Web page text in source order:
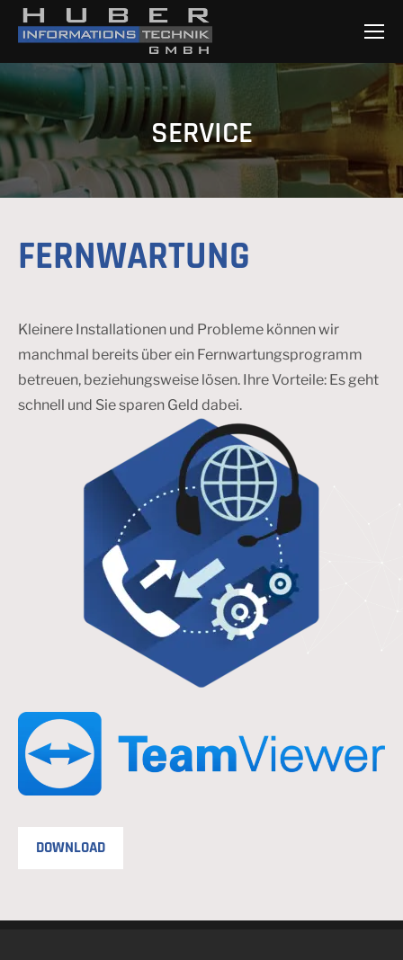
SERVICE
FERNWARTUNG
Kleinere Installationen und Probleme können wir
manchmal bereits über ein Fernwartungsprogramm
betreuen, beziehungsweise lösen. Ihre Vorteile: Es geht
schnell und Sie sparen Geld dabei.
DOWNLOAD